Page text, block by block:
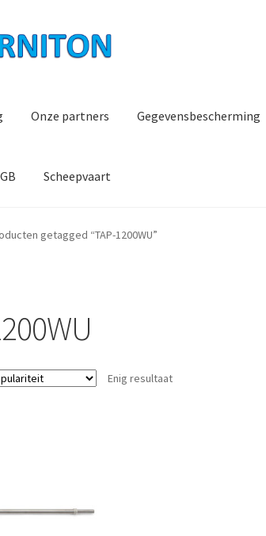
Onze partners Gegevensbescherming
Scheepvaart
getagged “TAP-1200WU”
Enig resultaat